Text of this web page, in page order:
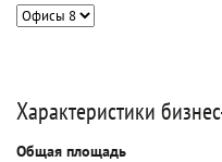
Характеристики
Общая площадь